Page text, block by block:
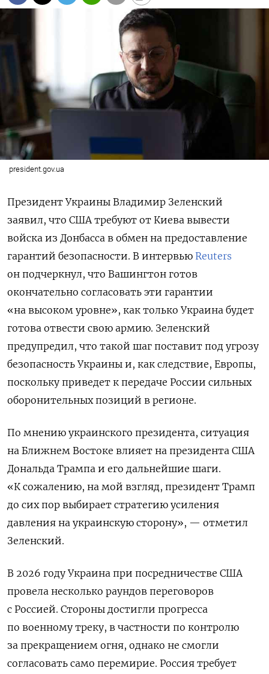
president.gov.ua
Президент Украины Владимир Зеленский
заявил, что США требуют от Киева вывести
войска из Донбасса в обмен на предоставление
гарантий безопасности. В интервью Reuters
он подчеркнул, что Вашингтон готов
окончательно согласовать эти гарантии
«на высоком уровне», как только Украина будет
готова отвести свою армию. Зеленский
предупредил, что такой шаг поставит под угрозу
безопасность Украины и, как следствие, Европы,
поскольку приведет к передаче России сильных
оборонительных позиций в регионе.
По мнению украинского президента, ситуация
на Ближнем Востоке влияет на президента США
Дональда Трампа и его дальнейшие шаги.
«К сожалению, на мой взгляд, президент Трамп
до сих пор выбирает стратегию усиления
давления на украинскую сторону», — отметил
Зеленский.
В 2026 году Украина при посредничестве США
провела несколько раундов переговоров
с Россией. Стороны достигли прогресса
по военному треку, в частности по контролю
за прекращением огня, однако не смогли
согласовать само перемирие. Россия требует